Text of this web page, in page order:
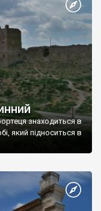
знаходиться в
який підноситься в